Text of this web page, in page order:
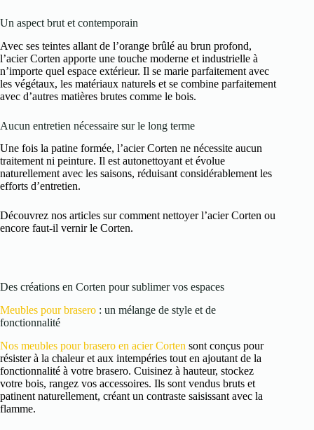
Un aspect brut et contemporain
Avec ses teintes allant de l’orange brûlé au brun profond,
l’acier Corten apporte une touche moderne et industrielle à
n’importe quel espace extérieur. Il se marie parfaitement avec
les végétaux, les matériaux naturels et se combine parfaitement
avec d’autres matières brutes comme le bois.
Aucun entretien nécessaire sur le long terme
Une fois la patine formée, l’acier Corten ne nécessite aucun
traitement ni peinture. Il est autonettoyant et évolue
naturellement avec les saisons, réduisant considérablement les
efforts d’entretien.
Découvrez nos articles sur comment nettoyer l’acier Corten ou
encore faut-il vernir le Corten.
Des créations en Corten pour sublimer vos espaces
Meubles pour brasero : un mélange de style et de
fonctionnalité
Nos meubles pour brasero en acier Corten sont conçus pour
résister à la chaleur et aux intempéries tout en ajoutant de la
fonctionnalité à votre brasero. Cuisinez à hauteur, stockez
votre bois, rangez vos accessoires. Ils sont vendus bruts et
patinent naturellement, créant un contraste saisissant avec la
flamme.